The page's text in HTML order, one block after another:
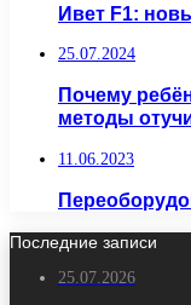
Ивет F1:
25.07.2024
Почему
методы
11.06.2023
Последние записи
25.07.2026